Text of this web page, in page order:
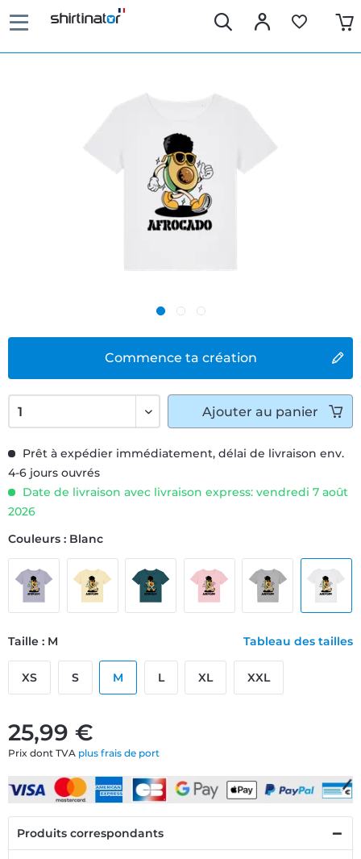
Commence ta création
25,99 €
Prix dont TVA plus frais de port
Prêt à expédier immédiatement, délai de livraison env.
4-6 jours ouvrés
Date de livraison avec livraison express: vendredi 7 août
2026
Couleurs : Blanc
Taille : M Tableau des tailles
XS S M L XL XXL
Ajouter au panier
Produits correspondants